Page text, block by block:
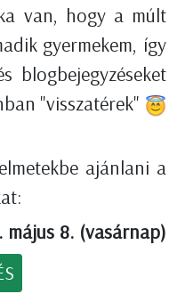
van, hogy a múlt
gyermekem, így
blogbejegyzéseket
"visszatérek"
ajánlani a
8. (vasárnap)